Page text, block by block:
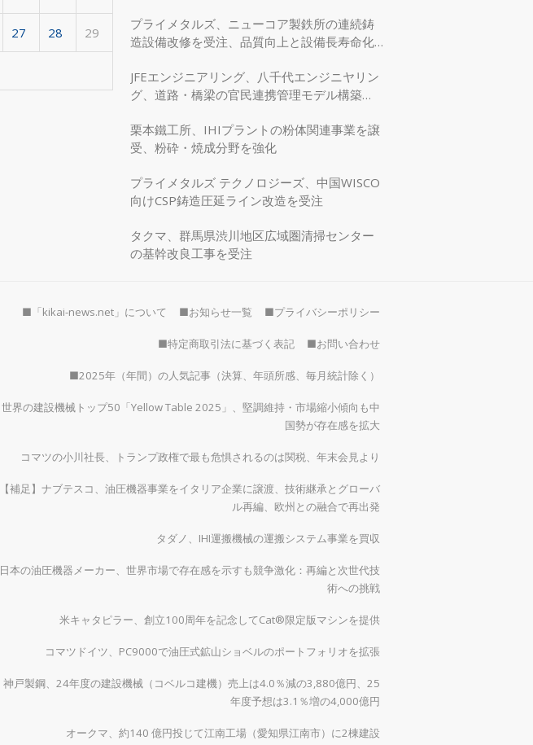
27 28 29
プライメタルズ、ニューコア製鉄所の連続鋳
造設備改修を受注、品質向上と設備長寿命化
JFEエンジニアリング、八千代エンジニヤリン
グ、道路・橋梁の官民連携管理モデル構築
栗本鐵工所、IHIプラントの粉体関連事業を譲
受、粉砕・焼成分野を強化
プライメタルズ テクノロジーズ、中国WISCO
向けCSP鋳造圧延ライン改造を受注
タクマ、群馬県渋川地区広域圏清掃センター
の基幹改良工事を受注
■「kikai-news.net」について ■お知らせ一覧 ■プライバシーポリシー
■特定商取引法に基づく表記 ■お問い合わせ
■2025年（年間）の人気記事（決算、年頭所感、毎月統計除く）
世界の建設機械トップ50「Yellow Table 2025」、堅調維持・市場縮小傾向も中
国勢が存在感を拡大
コマツの小川社長、トランプ政権で最も危惧されるのは関税、年末会見より
【補足】ナブテスコ、油圧機器事業をイタリア企業に譲渡、技術継承とグローバ
ル再編、欧州との融合で再出発
タダノ、IHI運搬機械の運搬システム事業を買収
日本の油圧機器メーカー、世界市場で存在感を示すも競争激化：再編と次世代技
術への挑戦
米キャタピラー、創立100周年を記念してCat®限定版マシンを提供
コマツドイツ、PC9000で油圧式鉱山ショベルのポートフォリオを拡張
神戸製鋼、24年度の建設機械（コベルコ建機）売上は4.0％減の3,880億円、25
年度予想は3.1％増の4,000億円
オークマ、約140 億円投じて江南工場（愛知県江南市）に2棟建設